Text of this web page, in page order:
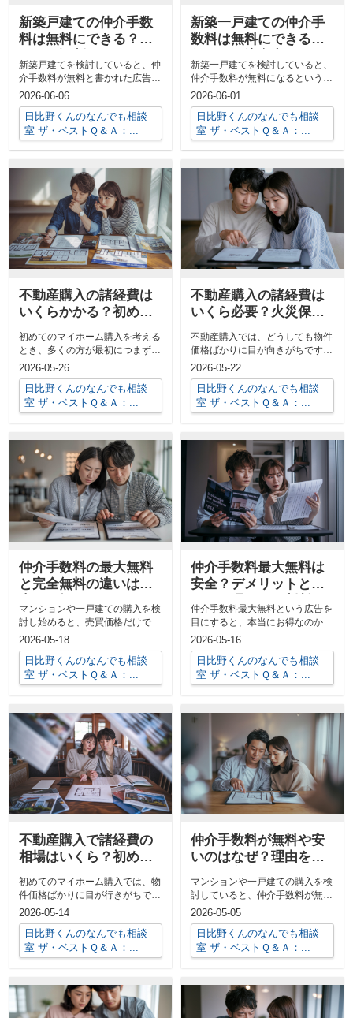
新築戸建ての仲介手数
料は無料にできる？口
して安心の会社選び
新築戸建てを検討していると、仲
介手数料が無料と書かれた広告や
サイトが目に留まり、気になって
いる方も多...
2026-06-06
日比野くんのなんでも相談
室 ザ・ベストＱ＆Ａ：...
新築一戸建ての仲介手
数料は無料にできる？
りやすく解説
新築一戸建てを検討していると、
仲介手数料が無料になるという言
葉をよく見かけます。とても魅力
的に感じる...
2026-06-01
日比野くんのなんでも相談
室 ザ・ベストＱ＆Ａ：...
不動産購入の諸経費は
いくらかかる？初めて
の基本を解説
初めてのマイホーム購入を考える
とき、多くの方が最初につまずき
やすいのが、不動産購入の諸経費
がいくらか...
2026-05-26
日比野くんのなんでも相談
室 ザ・ベストＱ＆Ａ：...
不動産購入の諸経費は
いくら必要？火災保険
るコツ
不動産購入では、どうしても物件
価格ばかりに目が向きがちです
が、実際には諸経費や火災保険、
住宅ローンに...
2026-05-22
日比野くんのなんでも相談
室 ザ・ベストＱ＆Ａ：...
仲介手数料の最大無料
と完全無料の違いは？
売買で損をしないため
の基礎知識
マンションや一戸建ての購入を検
討し始めると、売買価格だけでな
く仲介手数料という費用も気にな
ってきます...
2026-05-18
日比野くんのなんでも相談
室 ザ・ベストＱ＆Ａ：...
仲介手数料最大無料は
安全？デメリットとリ
スクを理解して判断す
る
仲介手数料最大無料という広告を
目にすると、本当にお得なのか、
裏側にどのようなリスクが潜んで
いるのかが...
2026-05-16
日比野くんのなんでも相談
室 ザ・ベストＱ＆Ａ：...
不動産購入で諸経費の
相場はいくら？初めて
を解説
初めてのマイホーム購入では、物
件価格ばかりに目が行きがちです
が、実際には不動産購入の諸経費
も含めた総...
2026-05-14
日比野くんのなんでも相談
室 ザ・ベストＱ＆Ａ：...
仲介手数料が無料や安
いのはなぜ？理由を理
ョンや戸建てを購入
マンションや一戸建ての購入を検
討していると、仲介手数料が無料
や格安といった広告を目にするこ
とがありま...
2026-05-05
日比野くんのなんでも相談
室 ザ・ベストＱ＆Ａ：...